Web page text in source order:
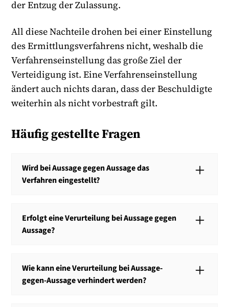
der Entzug der Zulassung.
All diese Nachteile drohen bei einer Einstellung
des Ermittlungsverfahrens nicht, weshalb die
Verfahrenseinstellung das große Ziel der
Verteidigung ist. Eine Verfahrenseinstellung
ändert auch nichts daran, dass der Beschuldigte
weiterhin als nicht vorbestraft gilt.
Häufig gestellte Fragen
Wird bei Aussage gegen Aussage das
Verfahren eingestellt?
Verfahren nicht automatisch eingestellt. Eine
Einstellung kommt nur mangels Tatverdachts oder
wegen Geringfügigkeit in Betracht.
Erfolgt eine Verurteilung bei Aussage gegen
Aussage?
zu einer Verurteilung kommen, wenn das Gericht
keine Zweifel an der Darstellung des vermeintlichen
Opfers hat.
Wie kann eine Verurteilung bei Aussage-
gegen-Aussage verhindert werden?